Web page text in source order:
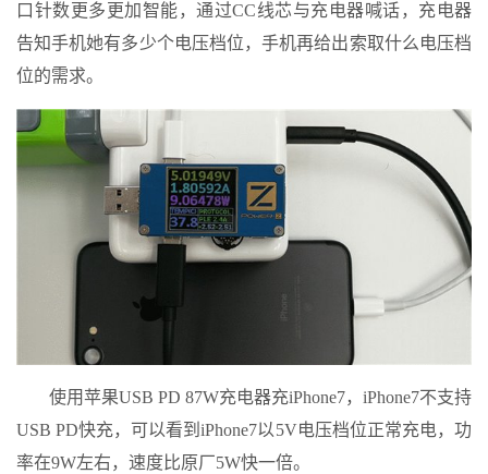
口针数更多更加智能，通过CC线芯与充电器喊话，充电器
告知手机她有多少个电压档位，手机再给出索取什么电压档
位的需求。
使用苹果USB PD 87W充电器充iPhone7，iPhone7不支持
USB PD快充，可以看到iPhone7以5V电压档位正常充电，功
率在9W左右，速度比原厂5W快一倍。